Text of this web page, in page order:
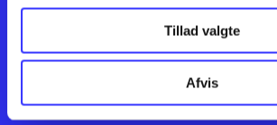
Tillad valgte
Afvis
Kontakt os
English
Film
Musik
Noder